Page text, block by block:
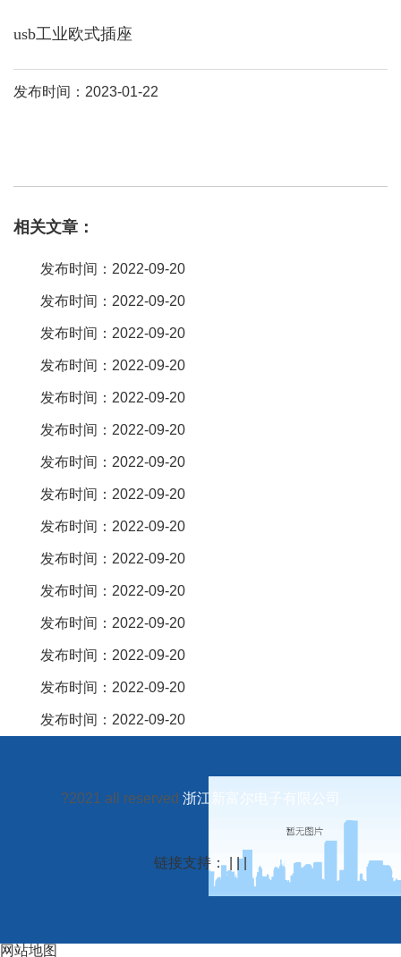
usb工业欧式插座
发布时间：2023-01-22
座转换器，而插座转换器就是电工电气中所谓的转换插座。一面是
电器产品，由于每个国家都有不同的插座标准，它作为不同国家或
地区的插头与。扩展资料： 按照用途分类： 民用插座、工业用插
座、防水插座，普通插座、电源插座，电脑插座 ，电话插座，视
频、音频插座，移动插座；usb插座。{gb2099。1-2008/iec60884-
1：2006，e3。1，mod《家用和类似用途插头插座 第1部。有区别
都是欧式插座，就是插销都是圆柱形，插头有卡件的那种，我们日
常用的无法使用，就可以选择购买一个转换头！。转换插头能把电
源插头转换成usb插头。你的图片上的是欧式的电源插头，只要你买
一个能插这样的插孔的就能转换成usb插头了。值得注意的是：如果
相关文章：
发布时间：2022-09-20
发布时间：2022-09-20
发布时间：2022-09-20
发布时间：2022-09-20
发布时间：2022-09-20
发布时间：2022-09-20
发布时间：2022-09-20
发布时间：2022-09-20
发布时间：2022-09-20
发布时间：2022-09-20
发布时间：2022-09-20
发布时间：2022-09-20
发布时间：2022-09-20
发布时间：2022-09-20
发布时间：2022-09-20
?2021 all reserved 浙江新富尔电子有限公司
链接支持： | | |
网站地图